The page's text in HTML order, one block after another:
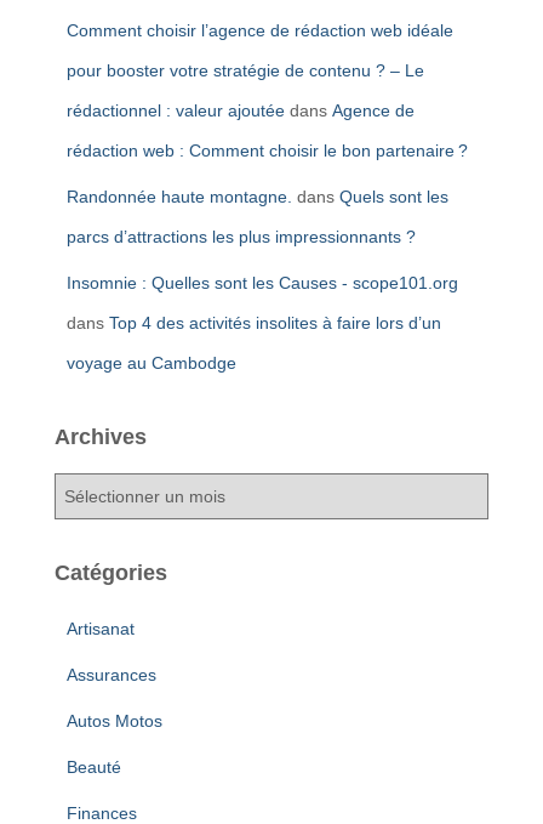
Comment choisir l’agence de rédaction web idéale
pour booster votre stratégie de contenu ? – Le
rédactionnel : valeur ajoutée dans Agence de
rédaction web : Comment choisir le bon partenaire ?
Randonnée haute montagne. dans Quels sont les
parcs d’attractions les plus impressionnants ?
Insomnie : Quelles sont les Causes - scope101.org
dans Top 4 des activités insolites à faire lors d’un
voyage au Cambodge
Archives
h
Catégories
Artisanat
Assurances
Autos Motos
Beauté
Finances